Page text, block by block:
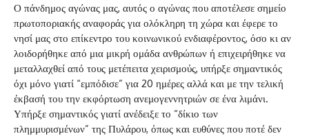
Ο πάνδημος αγώνας μας, αυτός ο αγώνας που αποτέλεσε σημείο
πρωτοποριακής αναφοράς για ολόκληρη τη χώρα και έφερε το
νησί μας στο επίκεντρο του κοινωνικού ενδιαφέροντος, όσο κι αν
λοιδορήθηκε από μια μικρή ομάδα ανθρώπων ή επιχειρήθηκε να
μεταλλαχθεί από τους μετέπειτα χειρισμούς, υπήρξε σημαντικός
όχι μόνο γιατί “εμπόδισε” για 20 ημέρες αλλά και με την τελική
έκβασή του την εκφόρτωση ανεμογεννητριών σε ένα λιμάνι.
Υπήρξε σημαντικός γιατί ανέδειξε το “δίκιο των
πλημμυρισμένων” της Πυλάρου, όπως και ευθύνες που ποτέ δεν